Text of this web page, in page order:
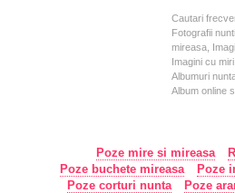
Cautari
Fotografii
mireasa,
Imagini cu
Albumuri
Album online
Poze mire si mireasa
Poze buchete mireasa
Poze
Poze corturi nunta
Poze